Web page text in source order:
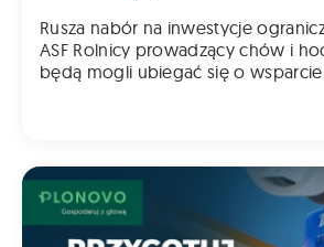
Rusza nabór na inwestycje
ASF Rolnicy prowadzący chów i hodowlę świń
będą mogli ubiegać się o
gospodarstwa. Pomoc ma na celu